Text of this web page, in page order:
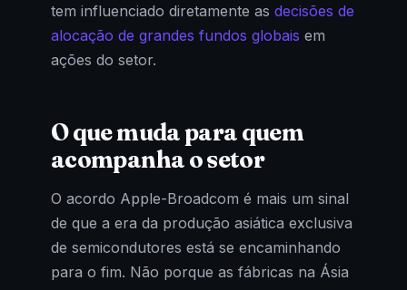
tem influenciado diretamente as decisões de
alocação de grandes fundos globais em
ações do setor.
O que muda para quem
acompanha o setor
O acordo Apple-Broadcom é mais um sinal
de que a era da produção asiática exclusiva
de semicondutores está se encaminhando
para o fim. Não porque as fábricas na Ásia